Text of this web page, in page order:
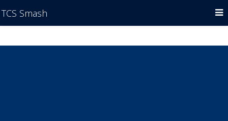
TCS Smash